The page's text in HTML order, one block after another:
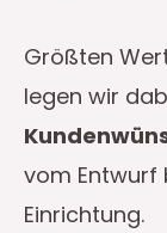
Größten
legen wir
vom Entwurf
Einrichtung.